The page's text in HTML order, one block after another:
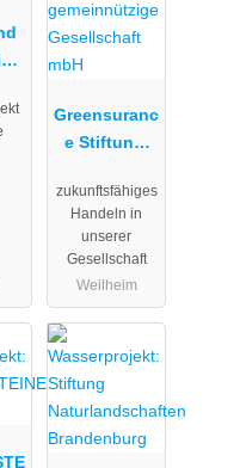
Greensuranc
e Stiftung,
und Umwelt
gemeinnützi
ge
Gesellschaft
mbH
zukunftsfähiges
Handeln in
unserer
Gesellschaft
Weilheim